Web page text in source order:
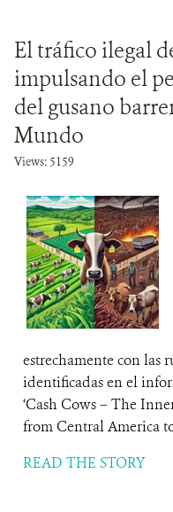
El tráfico ilegal
impulsando el
del gusano
Mundo
Views: 5159
estrechamente con las
identificadas en el
‘Cash Cows – The
from Central America
READ THE STORY